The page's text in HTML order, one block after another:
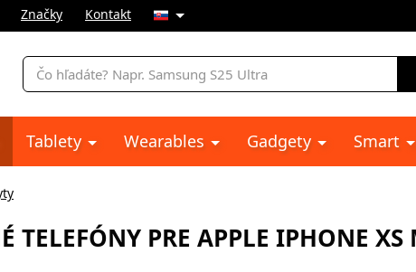
Značky Kontakt
Vyhľadávanie
Tablety Wearables Gadgety Smart
TELEFÓNY PRE APPLE IPHONE XS